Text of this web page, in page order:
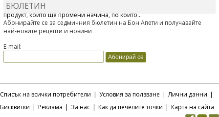
Отскоро Лесафр България стартира предлагането на изцяло нов
продукт, който ще промени начина, по който...
БЮЛЕТИН
Абонирайте се за седмичния бюлетин на Бон Апети и получавайте
най-новите рецепти и новини
E-mail:
Списък на всички потребители | Условия за ползване | Лични данни |
Бисквитки | Реклама | За нас | Как да печелите точки | Карта на сайта